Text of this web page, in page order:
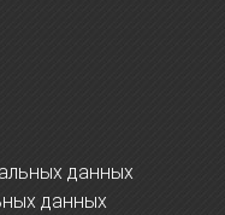
данных
данных